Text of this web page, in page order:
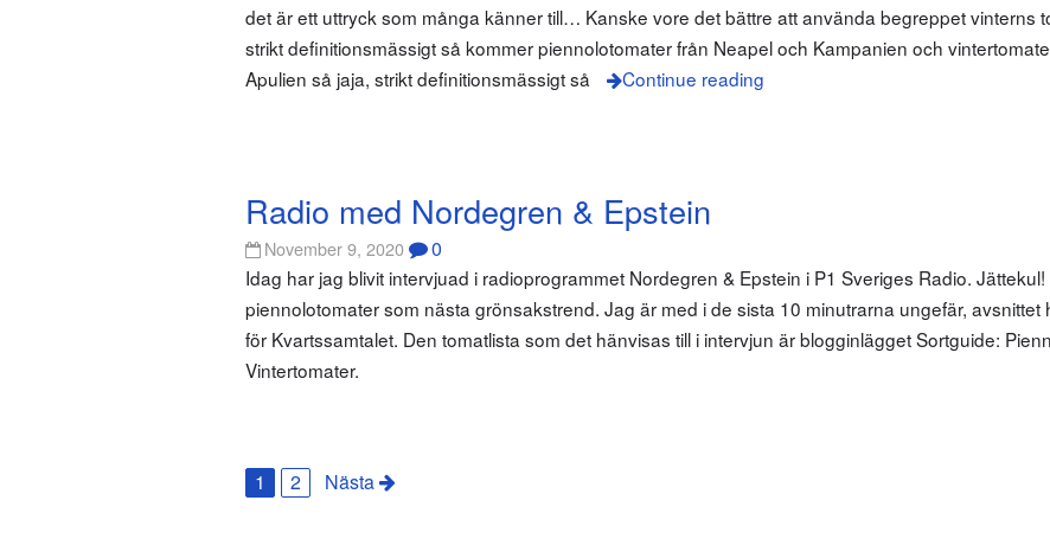
det är ett uttryck som många känner till… Kanske vore det bättre att använda begreppet vinterns
strikt definitionsmässigt så kommer piennolotomater från Neapel och Kampanien och
Apulien så jaja, strikt definitionsmässigt så
Continue reading
Radio med Nordegren & Epstein
November 9, 2020 0
Idag har jag blivit intervjuad i radioprogrammet Nordegren & Epstein i P1 Sveriges Radio.
piennolotomater som nästa grönsakstrend. Jag är med i de sista 10 minutrarna ungefär, avsnittet
för Kvartssamtalet. Den tomatlista som det hänvisas till i intervjun är blogginlägget Sortguide:
Vintertomater.
1 2 Nästa